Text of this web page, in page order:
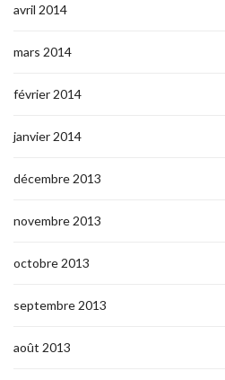
avril 2014
mars 2014
février 2014
janvier 2014
décembre 2013
novembre 2013
octobre 2013
septembre 2013
août 2013